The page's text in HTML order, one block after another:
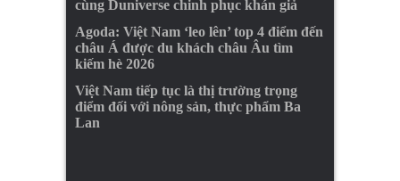
cùng Duniverse chinh phục khán giả
Agoda: Việt Nam ‘leo lên’ top 4 điểm đến
châu Á được du khách châu Âu tìm
kiếm hè 2026
Việt Nam tiếp tục là thị trường trọng
điểm đối với nông sản, thực phẩm Ba
Lan